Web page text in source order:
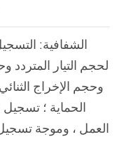
الشفافية:
لحجم التيار المتردد
وحجم الإخراج
الحماية ؛
العمل ، وموجة